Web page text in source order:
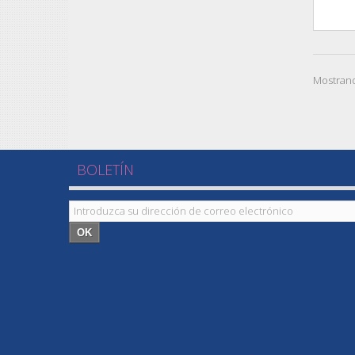
BOLETÍN
OK